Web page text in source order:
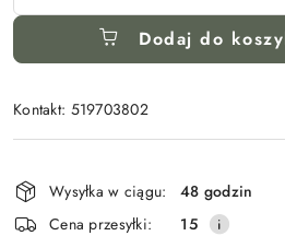
Dodaj do
Kontakt: 519703802
i
dostawa
Wysyłka w ciągu:
48 godzin
Cena przesyłki:
15